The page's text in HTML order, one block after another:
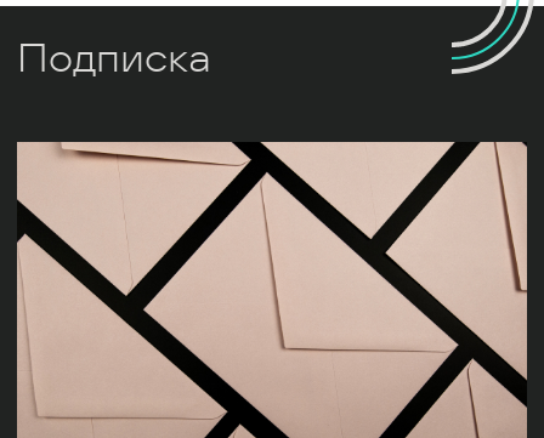
Подписка